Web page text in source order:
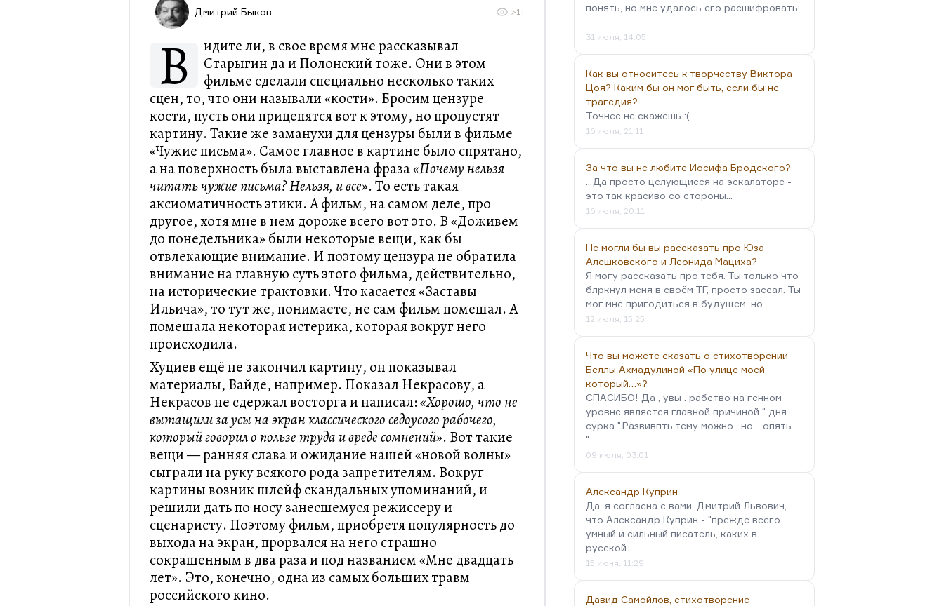
Дмитрий Быков >1т
В
идите ли, в свое время мне рассказывал
Старыгин да и Полонский тоже. Они в этом
фильме сделали специально несколько таких
сцен, то, что они называли «кости». Бросим цензуре
кости, пусть они прицепятся вот к этому, но пропустят
картину. Такие же заманухи для цензуры были в фильме
«Чужие письма». Самое главное в картине было спрятано,
а на поверхность была выставлена фраза«Почему нельзя
читать чужие письма? Нельзя, и все». То есть такая
аксиоматичность этики. А фильм, на самом деле, про
другое, хотя мне в нем дороже всего вот это. В «Доживем
до понедельника» были некоторые вещи, как бы
отвлекающие внимание. И поэтому цензура не обратила
внимание на главную суть этого фильма, действительно,
на исторические трактовки. Что касается «Заставы
Ильича», то тут же, понимаете, не сам фильм помешал. А
помешала некоторая истерика, которая вокруг него
происходила.
Хуциев ещё не закончил картину, он показывал
материалы, Вайде, например. Показал Некрасову, а
Некрасов не сдержал восторга и написал:«Хорошо, что не
вытащили за усы на экран классического седоусого рабочего,
который говорил о пользе труда и вреде сомнений». Вот такие
вещи — ранняя слава и ожидание нашей «новой волны»
сыграли на руку всякого рода запретителям. Вокруг
картины возник шлейф скандальных упоминаний, и
решили дать по носу занесшемуся режиссеру и
сценаристу. Поэтому фильм, приобретя популярность до
выхода на экран, прорвался на него страшно
сокращенным в два раза и под названием «Мне двадцать
лет». Это, конечно, одна из самых больших травм
российского кино.
понять, но мне удалось его расшифровать:
31 июля, 14:05
Как вы относитесь к творчеству Виктора
Цоя? Каким бы он мог быть, если бы не
трагедия?
Точнее не скажешь :(
16 июля, 21:11
За что вы не любите Иосифа Бродского?
...Да просто целующиеся на эскалаторе -
это так красиво со стороны...
16 июля, 20:11
Не могли бы вы рассказать про Юза
Алешковского и Леонида Мациха?
Я могу рассказать про тебя. Ты только что
блркнул меня в своём ТГ, просто зассал. Ты
мог мне пригодиться в будущем, но…
12 июля, 15:25
Что вы можете сказать о стихотворении
Беллы Ахмадулиной «По улице моей
который…»?
СПАСИБО! Да , увы . рабство на генном
уровне является главной причиной " дня
сурка ".Развивпть тему можно , но .. опять
"…
09 июля, 03:01
Александр Куприн
Да, я согласна с вами, Дмитрий Львович,
что Александр Куприн - "прежде всего
умный и сильный писатель, каких в
русской…
15 июня, 11:29
Давид Самойлов, стихотворение